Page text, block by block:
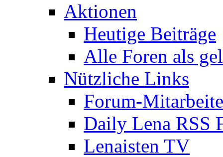
Aktionen
Heutige Beiträge
Alle Foren als
Nützliche Links
Forum-
Daily Lena RSS
Lenaisten TV